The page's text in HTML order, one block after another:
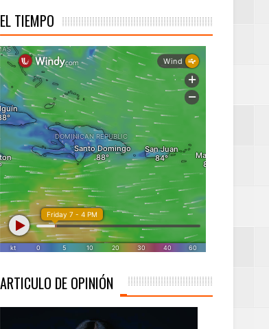
EL TIEMPO
ARTICULO DE OPINIÓN